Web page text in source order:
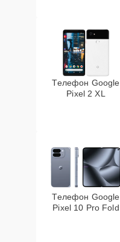
Телефон Google
Pixel 2 XL
Телефон Google
Pixel 10 Pro Fold